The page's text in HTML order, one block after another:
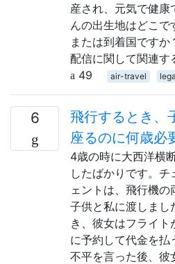
産され、元気で健康
んの出生地はどこ
または到着国です
配信に関して関連す
49
air-travel
6
飛行するとき、
座るのに何歳必
4歳の時に大西洋横
したばかりです。
ェントは、飛行機
子供と私に渡しまし
き、彼女はフライ
に予約して代金を払
不平を言った後、彼